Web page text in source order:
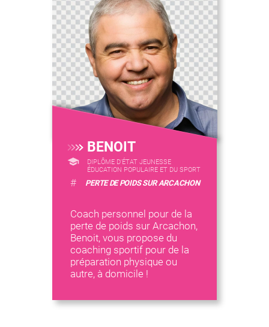
BENOIT
DIPLÔME D'ÉTAT JEUNESSE
ÉDUCATION POPULAIRE ET DU SPORT
# PERTE DE POIDS SUR ARCACHON
Coach personnel pour de la
perte de poids sur Arcachon,
Benoit, vous propose du
coaching sportif pour de la
préparation physique ou
autre, à domicile !